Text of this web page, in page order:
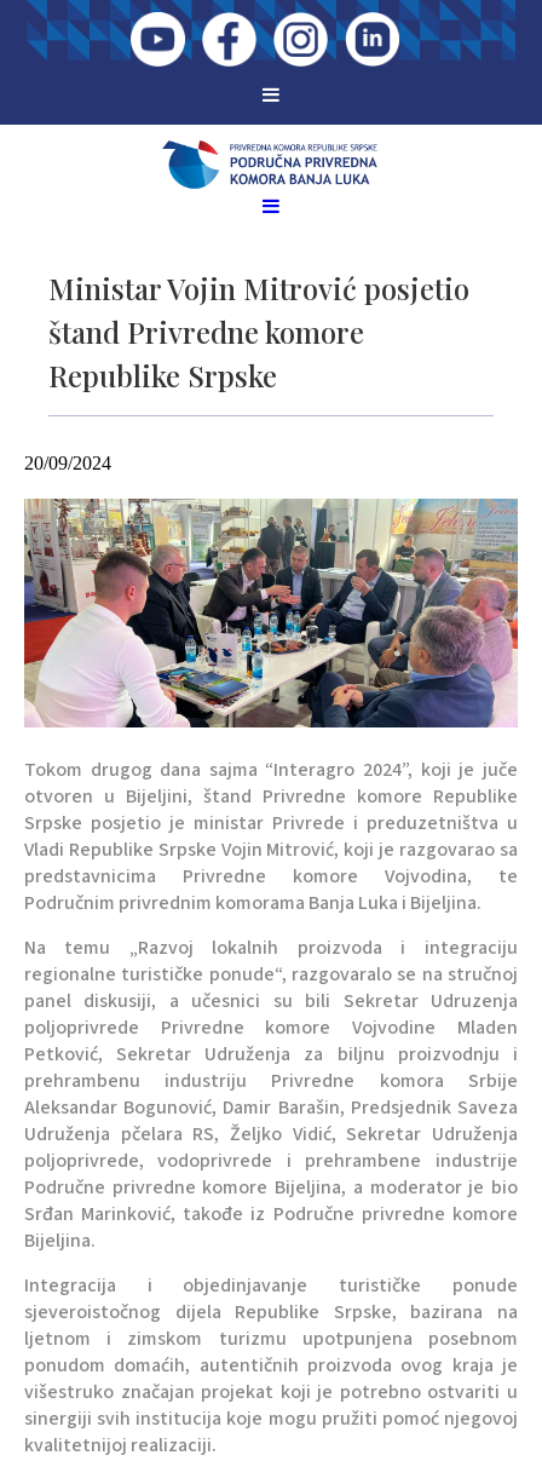
Ministar Vojin Mitrović posjetio
štand Privredne komore
Republike Srpske
20/09/2024
Tokom drugog dana sajma “Interagro 2024”, koji je juče
otvoren u Bijeljini, štand Privredne komore Republike
Srpske posjetio je ministar Privrede i preduzetništva u
Vladi Republike Srpske Vojin Mitrović, koji je razgovarao sa
predstavnicima Privredne komore Vojvodina, te
Područnim privrednim komorama Banja Luka i Bijeljina.
Na temu „Razvoj lokalnih proizvoda i integraciju
regionalne turističke ponude“, razgovaralo se na stručnoj
panel diskusiji, a učesnici su bili Sekretar Udruzenja
poljoprivrede Privredne komore Vojvodine Mladen
Petković, Sekretar Udruženja za biljnu proizvodnju i
prehrambenu industriju Privredne komora Srbije
Aleksandar Bogunović, Damir Barašin, Predsjednik Saveza
Udruženja pčelara RS, Željko Vidić, Sekretar Udruženja
poljoprivrede, vodoprivrede i prehrambene industrije
Područne privredne komore Bijeljina, a moderator je bio
Srđan Marinković, takođe iz Područne privredne komore
Bijeljina.
Integracija i objedinjavanje turističke ponude
sjeveroistočnog dijela Republike Srpske, bazirana na
ljetnom i zimskom turizmu upotpunjena posebnom
ponudom domaćih, autentičnih proizvoda ovog kraja je
višestruko značajan projekat koji je potrebno ostvariti u
sinergiji svih institucija koje mogu pružiti pomoć njegovoj
kvalitetnijoj realizaciji.